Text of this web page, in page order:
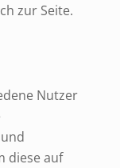
zur Seite.
Nutzer
diese auf